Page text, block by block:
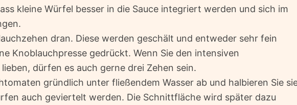
kleine Würfel besser in die Sauce integriert werden und sich im
dran. Diese werden geschält und entweder sehr fein
Knoblauchpresse gedrückt. Wenn Sie den intensiven
dürfen es auch gerne drei Zehen sein.
gründlich unter fließendem Wasser ab und halbieren Sie
auch geviertelt werden. Die Schnittfläche wird später dazu